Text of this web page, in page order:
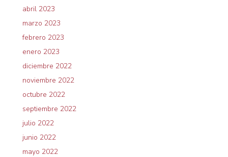
abril 2023
marzo 2023
febrero 2023
enero 2023
diciembre 2022
noviembre 2022
octubre 2022
septiembre 2022
julio 2022
junio 2022
mayo 2022